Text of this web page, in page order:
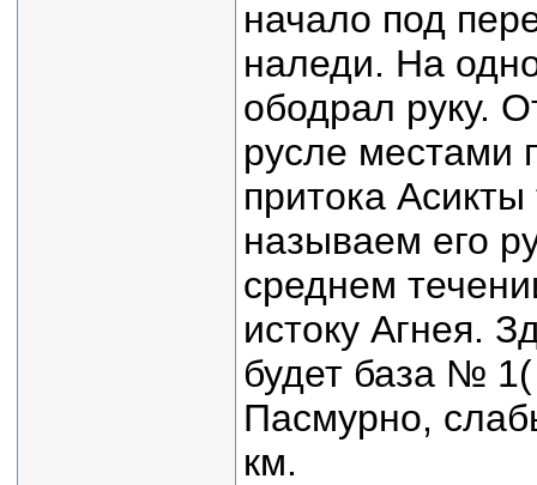
начало под
наледи. На
ободрал руку.
русле местами
притока
называем его
среднем
истоку Агнея.
будет база №
Пасмурно,
км.